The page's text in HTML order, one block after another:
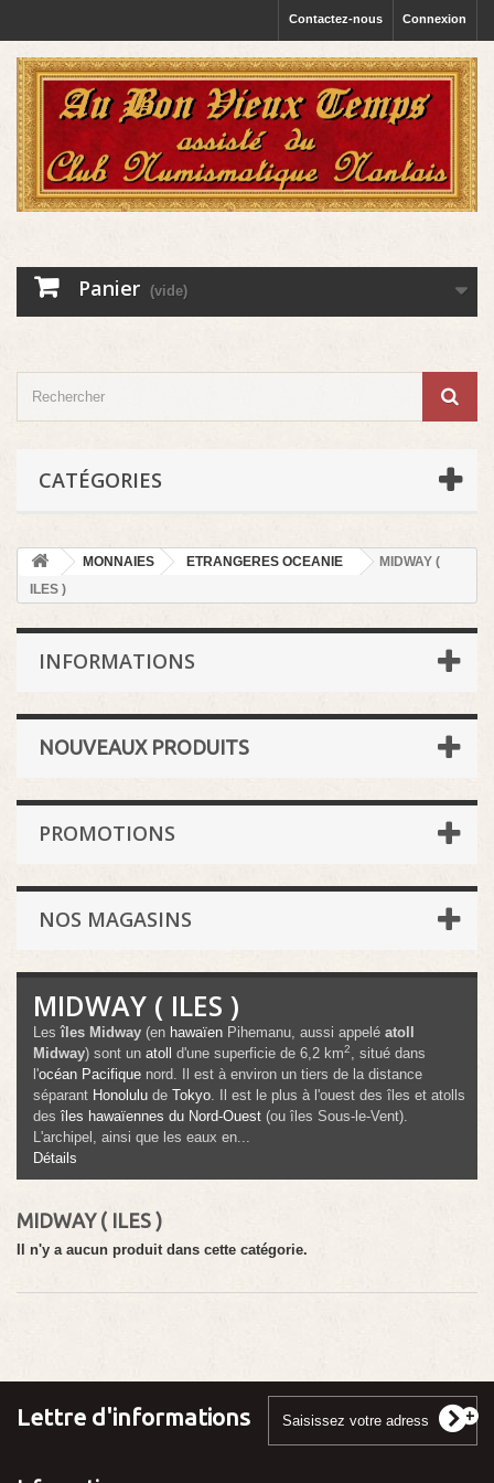
Connexion
Contactez-nous
Panier (vide)
CATÉGORIES
MONNAIES ETRANGERES OCEANIE
MIDWAY (
ILES )
INFORMATIONS
NOUVEAUX PRODUITS
PROMOTIONS
NOS MAGASINS
MIDWAY ( ILES )
Lesîles Midway (en hawaïen Pihemanu, aussi appelé atoll
Midway) sont un atoll d'une superficie de 6,2 km2, situé dans
l'océan Pacifique nord. Il est à environ un tiers de la distance
séparant Honolulu de Tokyo. Il est le plus à l'ouest des îles et atolls
des îles hawaïennes du Nord-Ouest (ou îles Sous-le-Vent).
L'archipel, ainsi que les eaux en...
Détails
MIDWAY ( ILES )
Il n'y a aucun produit dans cette catégorie.
Lettre d'informations